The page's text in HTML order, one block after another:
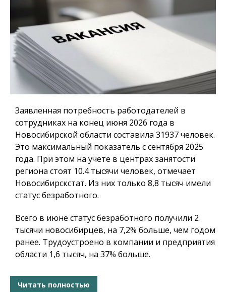
Заявленная потребность работодателей в
сотрудниках на конец июня 2026 года в
Новосибирской области составила 31937 человек.
Это максимальный показатель с сентября 2025
года. При этом на учете в центрах занятости
региона стоят 10.4 тысячи человек, отмечает
Новосибирскстат. Из них только 8,8 тысяч имели
статус безработного.
Всего в июне статус безработного получили 2
тысячи новосибирцев, на 7,2% больше, чем годом
ранее. Трудоустроено в компании и предприятия
области 1,6 тысяч, на 37% больше.
Читать полностью